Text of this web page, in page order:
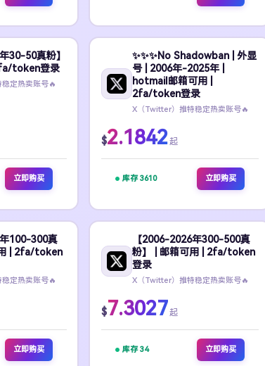
30-50真粉】
token登录
定热卖账号🔥
立即购买
✨️✨️✨️No Shadowban | 外显
号 | 2006年-2025年 |
hotmail邮箱可用 |
2fa/token登录
X（Twitter）推特稳定热卖账号🔥
$2.1842起
库存 3610 立即购买
100-300真
| 2fa/token
定热卖账号🔥
立即购买
【2006-2026年300-500真
粉】 | 邮箱可用 | 2fa/token
登录
X（Twitter）推特稳定热卖账号🔥
$7.3027起
库存 34 立即购买